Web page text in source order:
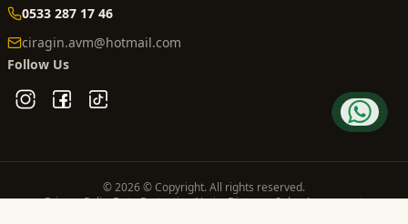
0533 287 17 46
ciragin.avm@hotmail.com
Follow Us
© 2026 © Copyright. All rights reserved.
Privacy PolicyData Protection NoticeDistance Sales Agreement